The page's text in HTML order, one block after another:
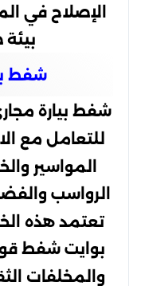
الإصلاح في
شفط
شفط بيارة
للتعامل مع
المواسير
الرواسب
تعتمد هذه
بوايت شفط
والمخلفات